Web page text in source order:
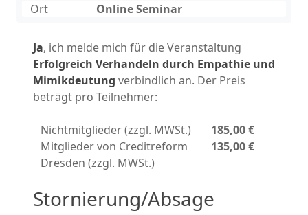
Ort
Online Seminar
Ja, ich melde mich für die Veranstaltung
Erfolgreich Verhandeln durch Empathie und
Mimikdeutung verbindlich an. Der Preis
beträgt pro Teilnehmer:
Nichtmitglieder (zzgl. MWSt.)
185,00 €
Mitglieder von Creditreform
Dresden (zzgl. MWSt.)
135,00 €
Stornierung/Absage